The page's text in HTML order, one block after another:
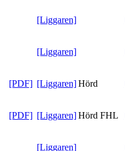
[Liggaren]
[Liggaren]
[PDF] [Liggaren]Hörd
[PDF] [Liggaren]Hörd FHL
[Liggaren]